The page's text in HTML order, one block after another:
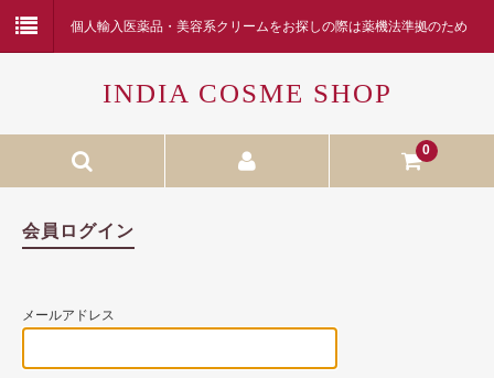
個人輸入医薬品・美容系クリームをお探しの際は薬機法準拠のため
ださい。
INDIA COSME SHOP
0
Himalaya
会員ログイン
メールアドレス